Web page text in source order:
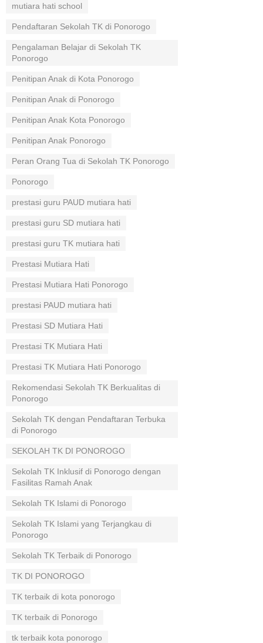
mutiara hati school
Pendaftaran Sekolah TK di Ponorogo
Pengalaman Belajar di Sekolah TK
Ponorogo
Penitipan Anak di Kota Ponorogo
Penitipan Anak di Ponorogo
Penitipan Anak Kota Ponorogo
Penitipan Anak Ponorogo
Peran Orang Tua di Sekolah TK Ponorogo
Ponorogo
prestasi guru PAUD mutiara hati
prestasi guru SD mutiara hati
prestasi guru TK mutiara hati
Prestasi Mutiara Hati
Prestasi Mutiara Hati Ponorogo
prestasi PAUD mutiara hati
Prestasi SD Mutiara Hati
Prestasi TK Mutiara Hati
Prestasi TK Mutiara Hati Ponorogo
Rekomendasi Sekolah TK Berkualitas di
Ponorogo
Sekolah TK dengan Pendaftaran Terbuka
di Ponorogo
SEKOLAH TK DI PONOROGO
Sekolah TK Inklusif di Ponorogo dengan
Fasilitas Ramah Anak
Sekolah TK Islami di Ponorogo
Sekolah TK Islami yang Terjangkau di
Ponorogo
Sekolah TK Terbaik di Ponorogo
TK DI PONOROGO
TK terbaik di kota ponorogo
TK terbaik di Ponorogo
tk terbaik kota ponorogo